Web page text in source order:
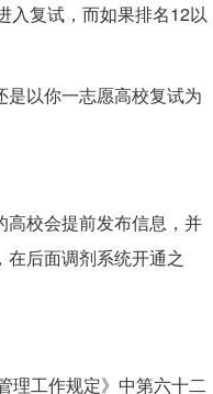
入复试，而如果排名12以
以你一志愿高校复试为
高校会提前发布信息，并
后面调剂系统开通之
理工作规定》中第六十二